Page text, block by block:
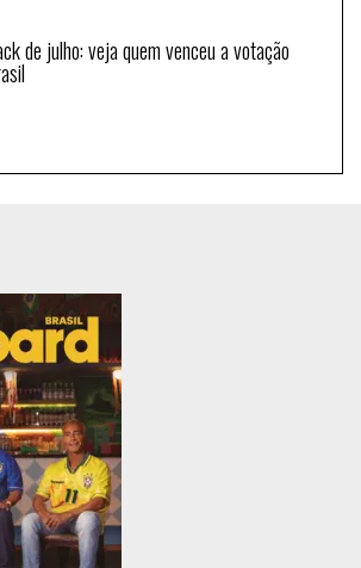
de julho: veja quem venceu a votação